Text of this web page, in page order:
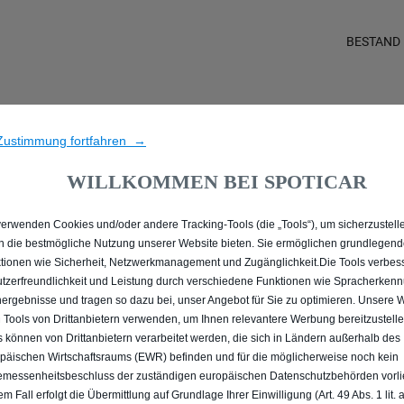
BESTAND
PEUGEOT 2008 MIT
AACHEN
fortfahren →
WILLKOMMEN BEI SPOTICAR
Cookies und/oder andere Tracking-Tools (die „Tools“), um
die bestmögliche Nutzung unserer Website bieten. Sie ermöglichen
wie Sicherheit, Netzwerkmanagement und Zugänglichkeit.Die Tools
und Leistung durch verschiedene Funktionen wie
und tragen so dazu bei, unser Angebot für Sie zu optimieren. Unsere
Tools von Drittanbietern verwenden, um Ihnen relevantere Werbung
können von Drittanbietern verarbeitet werden, die sich in Ländern außerhalb des
Wirtschaftsraums (EWR) befinden und für die möglicherweise noch kein
der zuständigen europäischen Datenschutzbehörden
Fall erfolgt die Übermittlung auf Grundlage Ihrer Einwilligung (Art. 49 Abs. 1 lit.